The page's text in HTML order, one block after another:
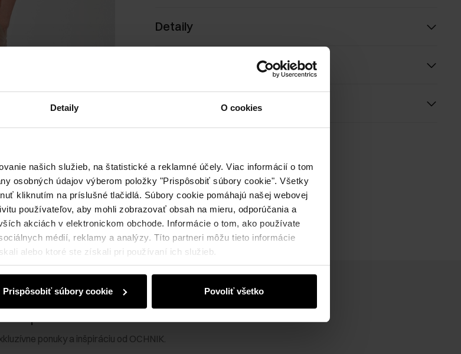
Detaily O cookies
našich služieb, na štatistické a reklamné účely. Viac informácií o tom
osobných údajov výberom položky "Prispôsobiť súbory cookie". Všetky
kliknutím na príslušné tlačidlá. Súbory cookie pomáhajú našej webovej
používateľov, aby mohli zobrazovať obsah na mieru, odporúčania a
akciách v elektronickom obchode. Informácie o tom, ako používate
médií, reklamy a analýzy. Títo partneri môžu tieto informácie
alebo ktoré ste získali pri používaní ich služieb.
Prispôsobiť súbory cookie Povoliť všetko
Detaily
ponuky a inšpiráciu od OCHNIK.